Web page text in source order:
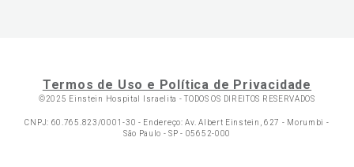
Termos de Uso e Política de Privacidade
©2025 Einstein Hospital Israelita -TODOS OS DIREITOS RESERVADOS
CNPJ: 60.765.823/0001-30 - Endereço: Av. Albert Einstein, 627 - Morumbi -
São Paulo - SP - 05652-000